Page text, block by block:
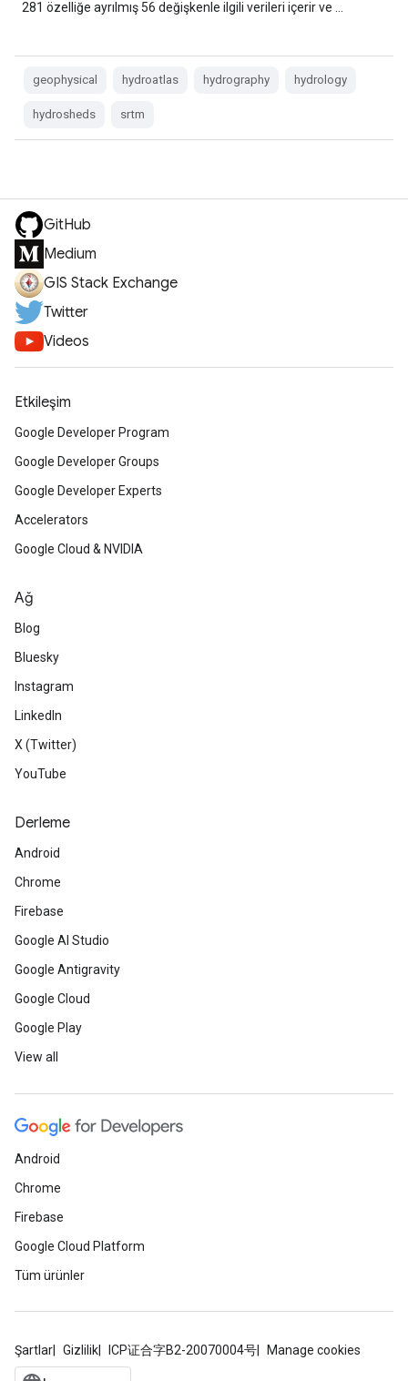
281 özelliğe ayrılmış 56 değişkenle ilgili verileri içerir ve …
geophysical hydroatlas hydrography hydrology
hydrosheds srtm
GitHub
Medium
GIS Stack Exchange
Twitter
Videos
Etkileşim
Google Developer Program
Google Developer Groups
Google Developer Experts
Accelerators
Google Cloud & NVIDIA
Ağ
Blog
Bluesky
Instagram
LinkedIn
X (Twitter)
YouTube
Derleme
Android
Chrome
Firebase
Google AI Studio
Google Antigravity
Google Cloud
Google Play
View all
Android
Chrome
Firebase
Google Cloud Platform
Tüm ürünler
Şartlar Gizlilik ICP证合字B2-20070004号 Manage cookies